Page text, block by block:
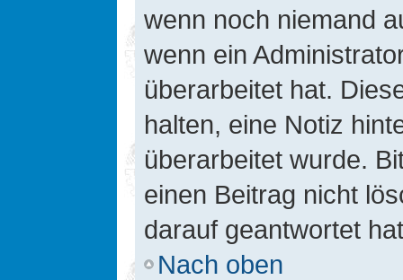
wenn noch niemand
wenn ein
überarbeitet hat.
halten, eine Notiz
überarbeitet wurde.
einen Beitrag nicht
darauf geantwortet
Nach oben